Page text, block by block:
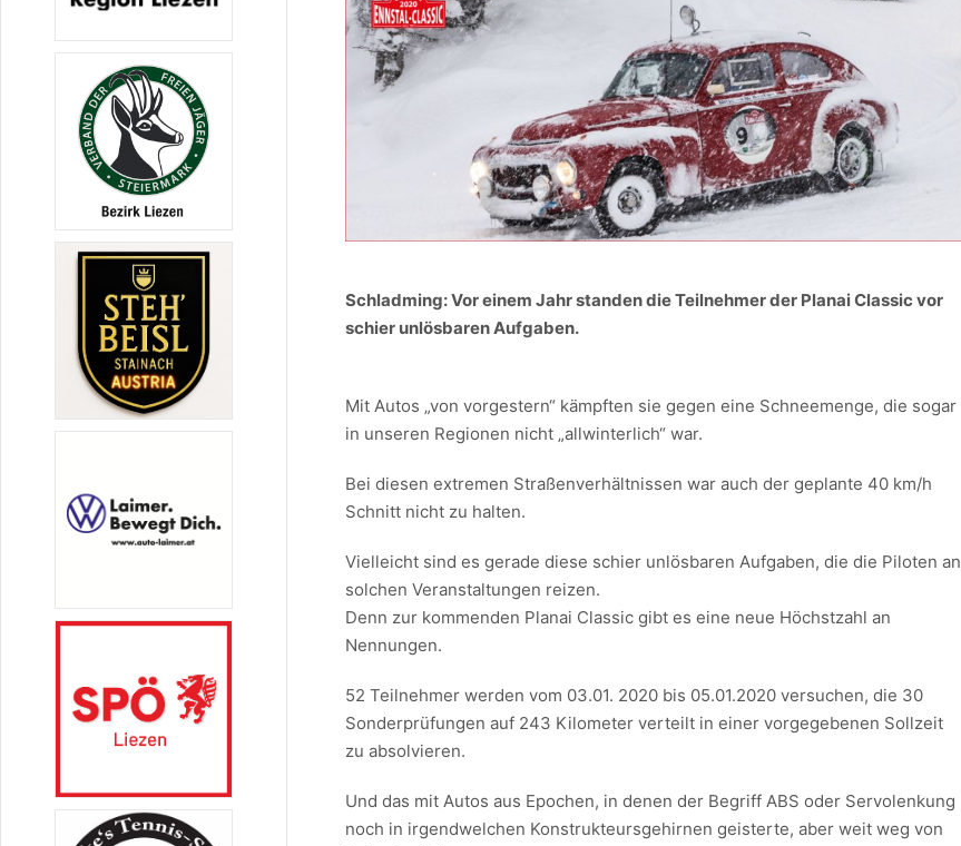
Schladming: Vor einem Jahr standen die Teilnehmer der Planai Classic vor
schier unlösbaren Aufgaben.
Mit Autos „von vorgestern“ kämpften sie gegen eine Schneemenge, die sogar
in unseren Regionen nicht „allwinterlich“ war.
Bei diesen extremen Straßenverhältnissen war auch der geplante 40 km/h
Schnitt nicht zu halten.
Vielleicht sind es gerade diese schier unlösbaren Aufgaben, die die Piloten an
solchen Veranstaltungen reizen.
Denn zur kommenden Planai Classic gibt es eine neue Höchstzahl an
Nennungen.
52 Teilnehmer werden vom 03.01. 2020 bis 05.01.2020 versuchen, die 30
Sonderprüfungen auf 243 Kilometer verteilt in einer vorgegebenen Sollzeit
zu absolvieren.
Und das mit Autos aus Epochen, in denen der Begriff ABS oder Servolenkung
noch in irgendwelchen Konstrukteursgehirnen geisterte, aber weit weg von